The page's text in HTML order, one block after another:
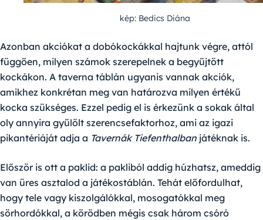
kép: Bedics Diána
Azonban akciókat a dobókockákkal hajtunk végre, attól
függően, milyen számok szerepelnek a begyűjtött
kockákon. A taverna táblán ugyanis vannak akciók,
amikhez konkrétan meg van határozva milyen értékű
kocka szükséges. Ezzel pedig el is érkezünk a sokak által
oly annyira gyűlölt szerencsefaktorhoz, ami az igazi
pikantériáját adja a Tavernák Tiefenthalban játéknak is.
Először is ott a paklid: a pakliból addig húzhatsz, ameddig
van üres asztalod a játékostáblán. Tehát előfordulhat,
hogy tele vagy kiszolgálókkal, mosogatókkal meg
sörhordókkal, a körödben mégis csak három csóró